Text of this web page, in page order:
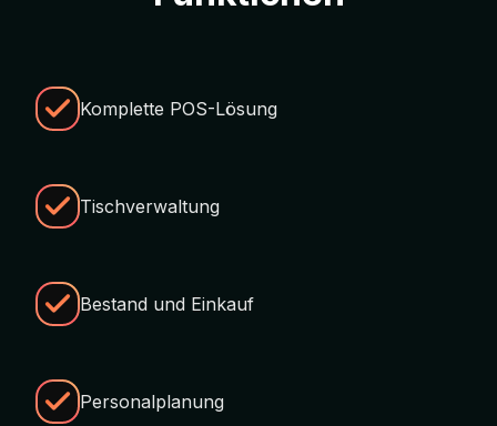
Komplette POS-Lösung
Tischverwaltung
Bestand und Einkauf
Personalplanung